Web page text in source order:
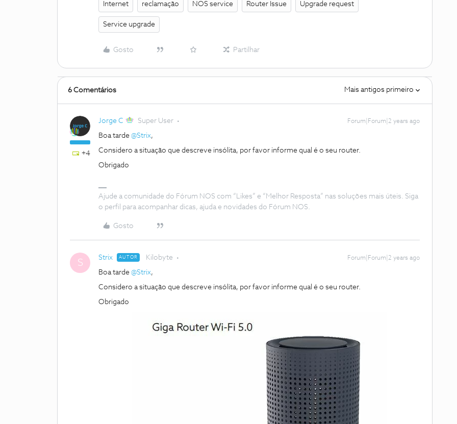
Internet reclamação NOS service Router Issue Upgrade request
Service upgrade
Gosto Partilhar
6 Comentários Mais antigos primeiro
+4
Jorge C Super User Forum|Forum|2 years ago
Boa tarde @Strix,
Considero a situação que descreve insólita, por favor informe qual é o seu router.
Obrigado
Ajude a comunidade do Fórum NOS com “Likes” e “Melhor Resposta” nas soluções mais úteis. Siga
o perfil para acompanhar dicas, ajuda e novidades do Fórum NOS.
Gosto
S Strix AUTOR Kilobyte Forum|Forum|2 years ago
Boa tarde @Strix,
Considero a situação que descreve insólita, por favor informe qual é o seu router.
Obrigado